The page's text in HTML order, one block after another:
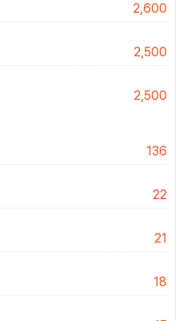
2,600
2,500
2,500
136
22
21
18